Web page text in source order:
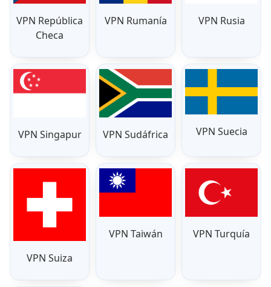
VPN República
Checa
VPN Rumanía VPN Rusia
VPN Singapur VPN Sudáfrica VPN Suecia
VPN Suiza
VPN Taiwán VPN Turquía